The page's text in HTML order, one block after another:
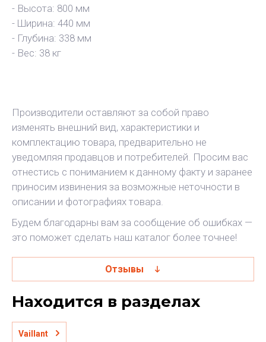
- Высота: 800 мм
- Ширина: 440 мм
- Глубина: 338 мм
- Вес: 38 кг
Производители оставляют за собой право
изменять внешний вид, характеристики и
комплектацию товара, предварительно не
уведомляя продавцов и потребителей. Просим вас
отнестись с пониманием к данному факту и заранее
приносим извинения за возможные неточности в
описании и фотографиях товара.
Будем благодарны вам за сообщение об ошибках —
это поможет сделать наш каталог более точнее!
Отзывы
Находится в разделах
Vaillant